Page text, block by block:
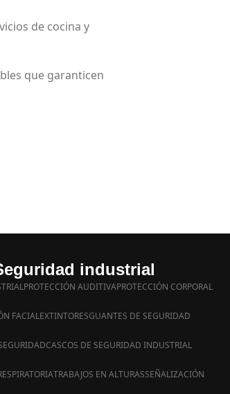
de cocina y
que garanticen
industrial
PROTECCIÓN AUDITIVAPROTECCIÓN CORPORAL
FACIALEXTINTORESGUANTES DE SEGURIDAD
CASCOS DE SEGURIDAD INDUSTRIAL
TRABAJOS EN ALTURASSEÑALIZACIÓN